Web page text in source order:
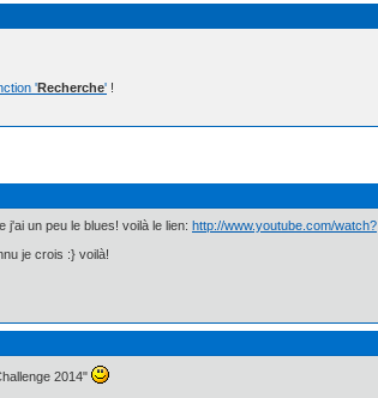
'Recherche' !
un peu le blues! voilà le lien: http://www.youtube.com/watch?
je crois :} voilà!
2014"